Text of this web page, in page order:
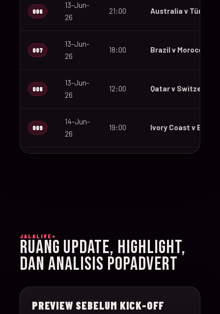
006
13-Jun-
26
21:00 Australia v Türkiye
007
13-Jun-
26
18:00 Brazil v Morocco
008
13-Jun-
26
12:00 Qatar v Switzerland
009
14-Jun-
26
19:00 Ivory Coast v
012
14-Jun-
26
20:00 Sweden v Tunisia
26
JALALIVE+
RUANG UPDATE, HIGHLIGHT,
DAN ANALISIS POPADVERT
PREVIEW SEBELUM KICK-OFF